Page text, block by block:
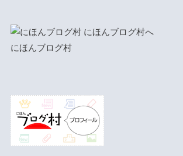
にほんブログ村